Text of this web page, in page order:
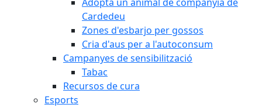
Cardedeu
Zones d'esbarjo per gossos
Cria d'aus per a l'autoconsum
Campanyes de sensibilització
Tabac
Recursos de cura
Esports